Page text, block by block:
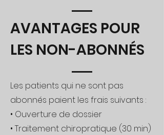
AVANTAGES POUR
LES NON-ABONNÉS
Les patients qui ne sont pas
abonnés paient les frais suivants :
• Ouverture de dossier
• Traitement chiropratique (30 min)